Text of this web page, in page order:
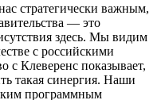
стратегически важным,
— это
здесь. Мы видим
с российскими
с Клеверенс показывает,
такая синергия. Наши
программным